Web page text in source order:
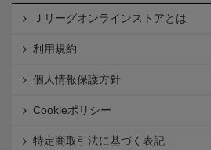
Ｊリーグオンラインストアとは
利用規約
個人情報保護方針
Cookieポリシー
特定商取引法に基づく表記